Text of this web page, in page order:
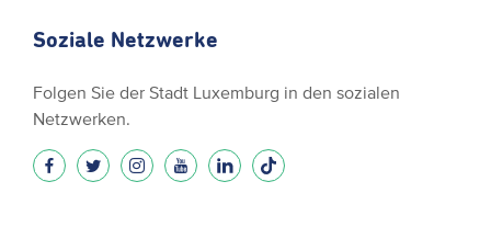
Soziale Netzwerke
Folgen Sie der Stadt Luxemburg in den sozialen
Netzwerken.